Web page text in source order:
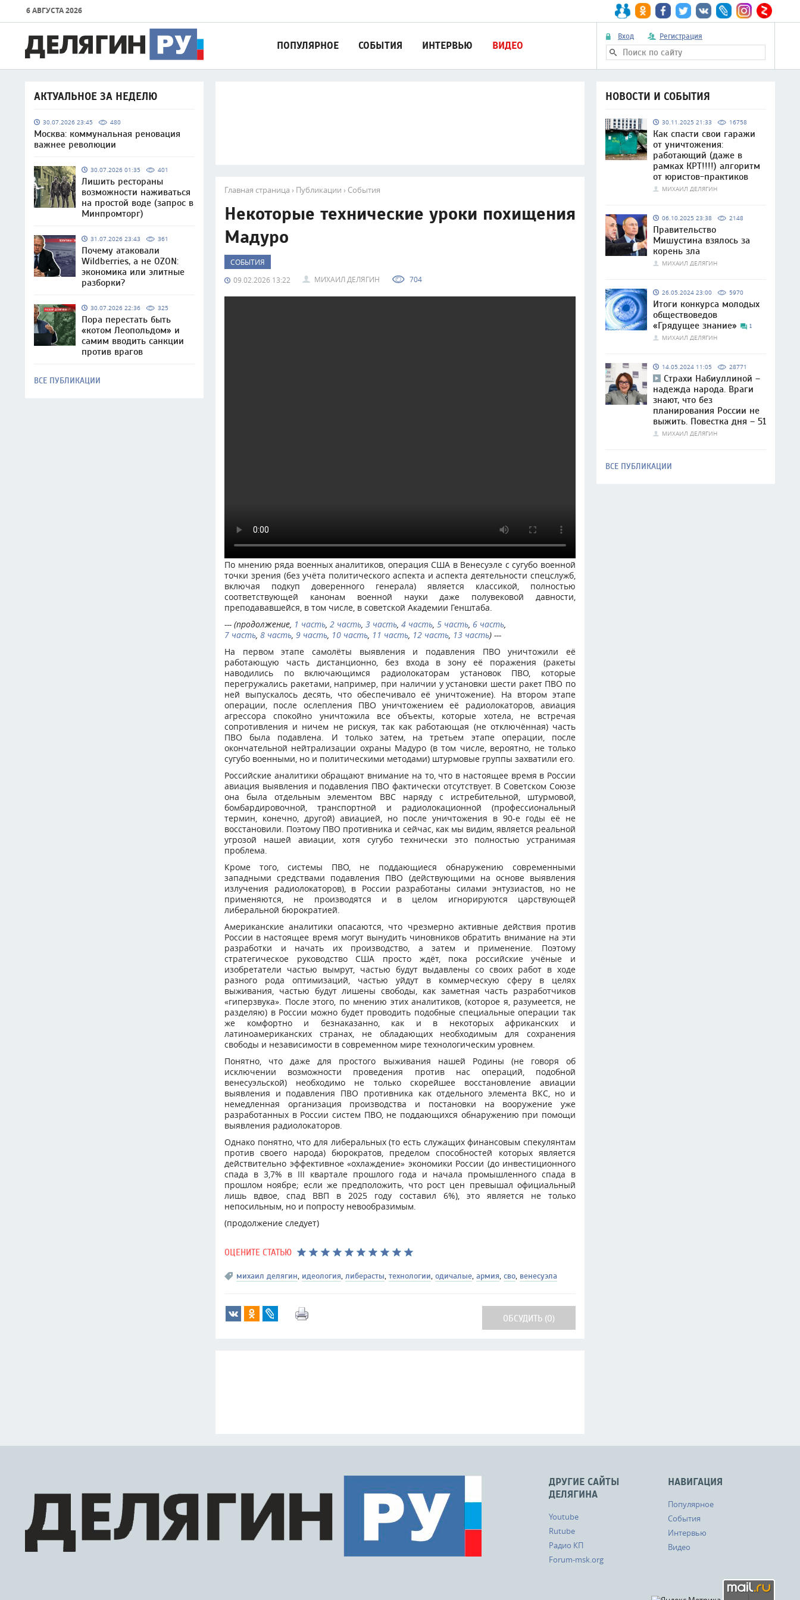
6 АВГУСТА 2026
Вход Регистрация
ПОПУЛЯРНОЕ СОБЫТИЯ ИНТЕРВЬЮ ВИДЕО
АКТУАЛЬНОЕ ЗА НЕДЕЛЮ
30.07.2026 23:45 480
Москва: коммунальная реновация
важнее революции
30.07.2026 01:35 401
Лишить рестораны
возможности наживаться
на простой воде (запрос в
Минпромторг)
31.07.2026 23:43 361
Почему атаковали
Wildberries, а не OZON:
экономика или элитные
разборки?
30.07.2026 22:36 325
Пора перестать быть
«котом Леопольдом» и
самим вводить санкции
против врагов
ВСЕ ПУБЛИКАЦИИ
Главная страница › Публикации › События
Некоторые технические уроки похищения
Мадуро
СОБЫТИЯ
09.02.2026 13:22
МИХАИЛ ДЕЛЯГИН 704
По мнению ряда военных аналитиков, операция США в Венесуэле с сугубо военной
точки зрения (без учёта политического аспекта и аспекта деятельности спецслужб,
включая подкуп доверенного генерала) является классикой, полностью
соответствующей канонам военной науки даже полувековой давности,
преподававшейся, в том числе, в советской Академии Генштаба.
--- (продолжение, 1 часть, 2 часть, 3 часть, 4 часть, 5 часть, 6 часть,
7 часть, 8 часть, 9 часть, 10 часть, 11 часть, 12 часть, 13 часть) ---
На первом этапе самолёты выявления и подавления ПВО уничтожили её
работающую часть дистанционно, без входа в зону её поражения (ракеты
наводились по включающимся радиолокаторам установок ПВО, которые
перегружались ракетами, например, при наличии у установки шести ракет ПВО по
ней выпускалось десять, что обеспечивало её уничтожение). На втором этапе
операции, после ослепления ПВО уничтожением её радиолокаторов, авиация
агрессора спокойно уничтожила все объекты, которые хотела, не встречая
сопротивления и ничем не рискуя, так как работающая (не отключённая) часть
ПВО была подавлена. И только затем, на третьем этапе операции, после
окончательной нейтрализации охраны Мадуро (в том числе, вероятно, не только
сугубо военными, но и политическими методами) штурмовые группы захватили его.
Российские аналитики обращают внимание на то, что в настоящее время в России
авиация выявления и подавления ПВО фактически отсутствует. В Советском Союзе
она была отдельным элементом ВВС наряду с истребительной, штурмовой,
бомбардировочной, транспортной и радиолокационной (профессиональный
термин, конечно, другой) авиацией, но после уничтожения в 90-е годы её не
восстановили. Поэтому ПВО противника и сейчас, как мы видим, является реальной
угрозой нашей авиации, хотя сугубо технически это полностью устранимая
проблема.
Кроме того, системы ПВО, не поддающиеся обнаружению современными
западными средствами подавления ПВО (действующими на основе выявления
излучения радиолокаторов), в России разработаны силами энтузиастов, но не
применяются, не производятся и в целом игнорируются царствующей
либеральной бюрократией.
Американские аналитики опасаются, что чрезмерно активные действия против
России в настоящее время могут вынудить чиновников обратить внимание на эти
разработки и начать их производство, а затем и применение. Поэтому
стратегическое руководство США просто ждёт, пока российские учёные и
изобретатели частью вымрут, частью будут выдавлены со своих работ в ходе
разного рода оптимизаций, частью уйдут в коммерческую сферу в целях
выживания, частью будут лишены свободы, как заметная часть разработчиков
«гиперзвука». После этого, по мнению этих аналитиков, (которое я, разумеется, не
разделяю) в России можно будет проводить подобные специальные операции так
же комфортно и безнаказанно, как и в некоторых африканских и
латиноамериканских странах, не обладающих необходимым для сохранения
свободы и независимости в современном мире технологическим уровнем.
Понятно, что даже для простого выживания нашей Родины (не говоря об
исключении возможности проведения против нас операций, подобной
венесуэльской) необходимо не только скорейшее восстановление авиации
выявления и подавления ПВО противника как отдельного элемента ВКС, но и
немедленная организация производства и постановки на вооружение уже
разработанных в России систем ПВО, не поддающихся обнаружению при помощи
выявления радиолокаторов.
Однако понятно, что для либеральных (то есть служащих финансовым спекулянтам
против своего народа) бюрократов, пределом способностей которых является
действительно эффективное «охлаждение» экономики России (до инвестиционного
спада в 3,7% в III квартале прошлого года и начала промышленного спада в
прошлом ноябре; если же предположить, что рост цен превышал официальный
лишь вдвое, спад ВВП в 2025 году составил 6%), это является не только
непосильным, но и попросту невообразимым.
(продолжение следует)
ОЦЕНИТЕ СТАТЬЮ
михаил делягин, идеология, либерасты, технологии, одичалые, армия, сво, венесуэла
ОБСУДИТЬ (0)
НОВОСТИ И СОБЫТИЯ
30.11.2025 21:33 16758
Как спасти свои гаражи
от уничтожения:
работающий (даже в
рамках КРТ!!!!) алгоритм
от юристов-практиков
МИХАИЛ ДЕЛЯГИН
06.10.2025 23:38 2148
Правительство
Мишустина взялось за
корень зла
МИХАИЛ ДЕЛЯГИН
26.05.2024 23:00 5970
Итоги конкурса молодых
обществоведов
«Грядущее знание»
1
МИХАИЛ ДЕЛЯГИН
14.05.2024 11:05 28771
Страхи Набиуллиной –
надежда народа. Враги
знают, что без
планирования России не
выжить. Повестка дня – 51
МИХАИЛ ДЕЛЯГИН
ВСЕ ПУБЛИКАЦИИ
НАВИГАЦИЯ
Популярное
События
Интервью
Видео
ДРУГИЕ САЙТЫ
ДЕЛЯГИНА
Youtube
Rutube
Радио КП
Forum-msk.org